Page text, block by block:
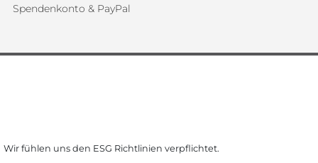
Spendenkonto & PayPal
Wir fühlen uns den ESG Richtlinien verpflichtet.